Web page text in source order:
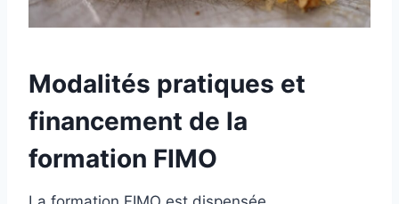
Modalités pratiques et
financement de la
formation FIMO